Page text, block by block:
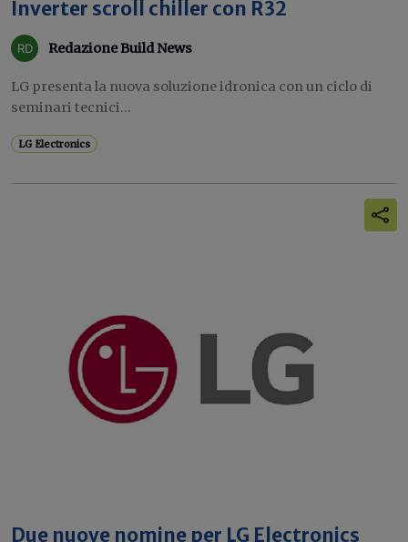
Inverter scroll chiller con R32
Redazione Build News
LG presenta la nuova soluzione idronica con un ciclo di
seminari tecnici...
LG Electronics
Due nuove nomine per LG Electronics